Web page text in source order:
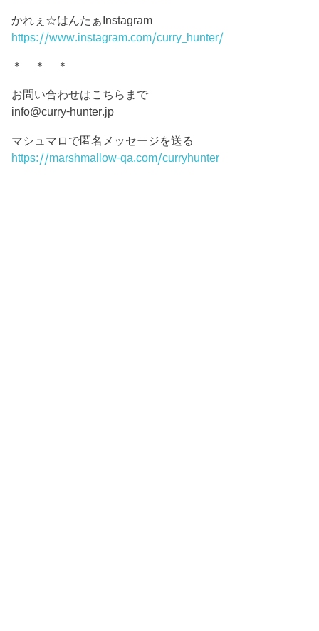
かれぇ☆はんたぁInstagram
https://www.instagram.com/curry_hunter/
＊ ＊ ＊
お問い合わせはこちらまで
info@curry-hunter.jp
マシュマロで匿名メッセージを送る
https://marshmallow-qa.com/curryhunter